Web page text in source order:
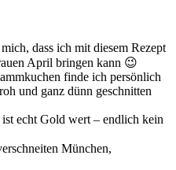
dass ich mit diesem Rezept
April bringen kann 😉
finde ich persönlich
und ganz dünn geschnitten
echt Gold wert – endlich kein
München,